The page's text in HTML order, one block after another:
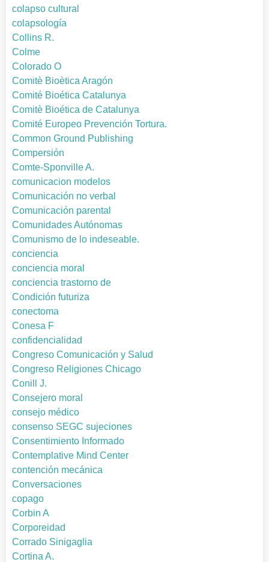
colapso cultural
colapsología
Collins R.
Colme
Colorado O
Comitè Bioètica Aragón
Comité Bioética Catalunya
Comitè Bioética de Catalunya
Comité Europeo Prevención Tortura.
Common Ground Publishing
Compersión
Comte-Sponville A.
comunicacion modelos
Comunicación no verbal
Comunicación parental
Comunidades Autónomas
Comunismo de lo indeseable.
conciencia
conciencia moral
conciencia trastorno de
Condición futuriza
conectoma
Conesa F
confidencialidad
Congreso Comunicación y Salud
Congreso Religiones Chicago
Conill J.
Consejero moral
consejo médico
consenso SEGC sujeciones
Consentimiento Informado
Contemplative Mind Center
contención mecánica
Conversaciones
copago
Corbin A
Corporeidad
Corrado Sinigaglia
Cortina A.